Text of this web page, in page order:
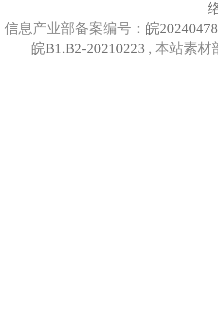
信息产业部备案编号： 皖
皖B1.B2-20210223 , 本站素材